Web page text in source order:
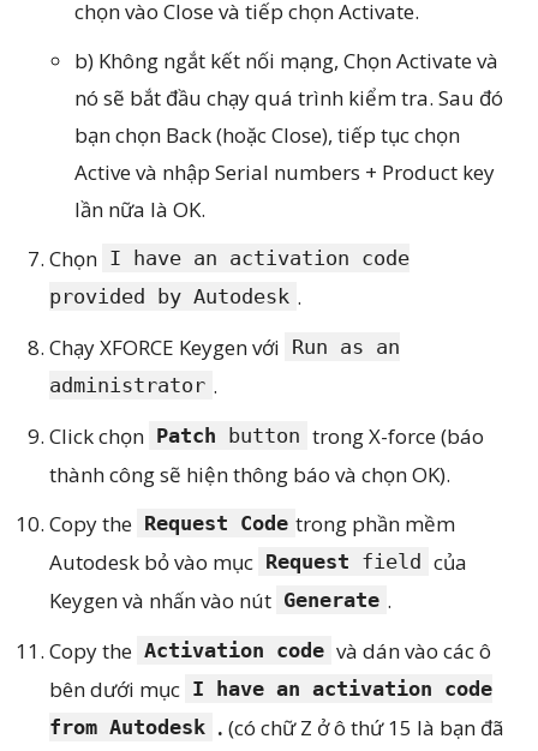
chọn vào Close và tiếp chọn Activate.
b) Không ngắt kết nối mạng, Chọn Activate và
nó sẽ bắt đầu chạy quá trình kiểm tra. Sau đó
bạn chọn Back (hoặc Close), tiếp tục chọn
Active và nhập Serial numbers + Product key
lần nữa là OK.
Chọn I have an activation code
provided by Autodesk .
Chạy XFORCE Keygen với Run as an
administrator .
Click chọn Patch button trong X-force (báo
thành công sẽ hiện thông báo và chọn OK).
Copy the Request Code trong phần mềm
Autodesk bỏ vào mục Request field của
Keygen và nhấn vào nút Generate .
Copy the Activation code và dán vào các ô
bên dưới mục I have an activation code
from Autodes k . (có chữ Z ở ô thứ 15 là bạn đã